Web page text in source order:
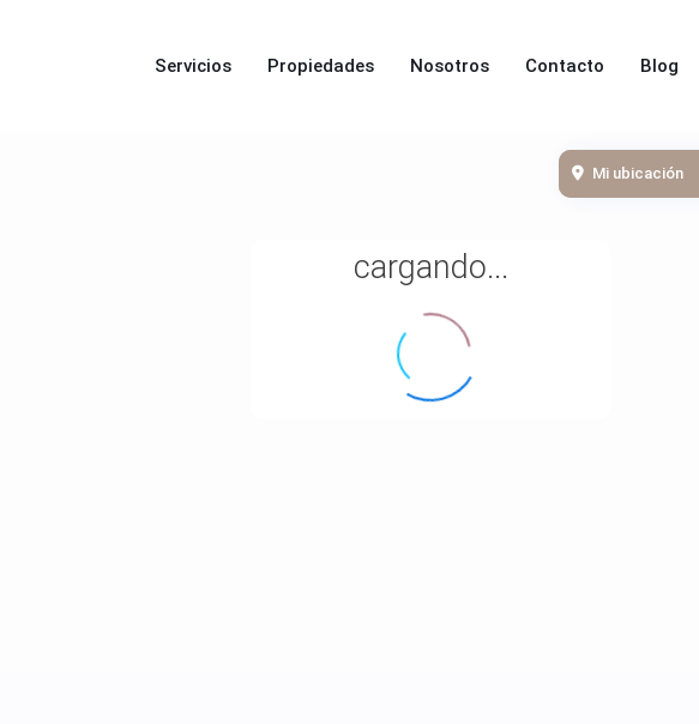
Servicios Propiedades Nosotros Contacto Blog
cargando...
Mi ubicación